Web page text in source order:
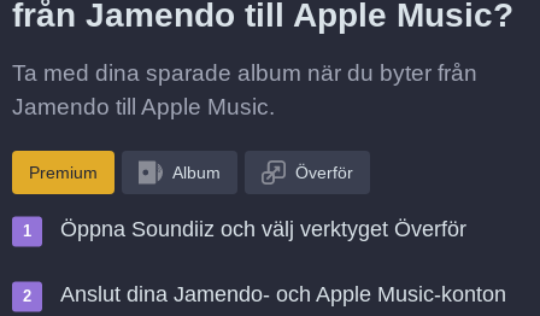
från Jamendo till Apple Music?
Ta med dina sparade album när du byter från
Jamendo till Apple Music.
Premium Album Överför
Öppna Soundiiz och välj verktyget Överför
Anslut dina Jamendo- och Apple Music-konton